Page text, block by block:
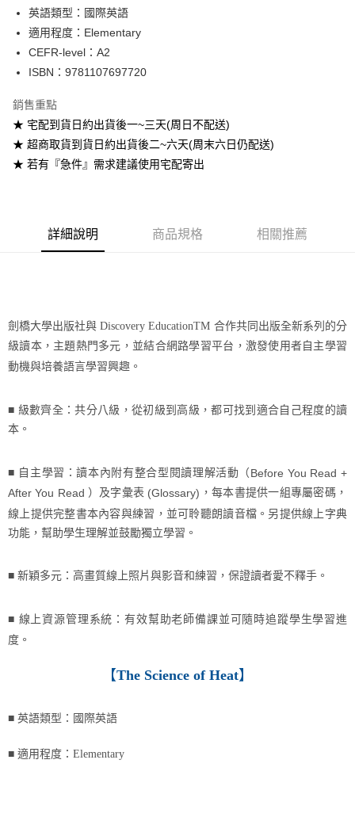
每筆NT$60
付款後全家取貨
每筆NT$60
7-11取貨付款
每筆NT$60
付款後7-11取貨
每筆NT$100
英語類型：國際英語
適用程度：Elementary
CEFR-level：A2
ISBN：9781107697720
銷售重點
★ 宅配到貨日約出貨後一~三天(周日不配送)
★ 超商取貨到貨日約出貨後二~六天(周末六日仍配送)
★ 若有『急件』需求建議使用宅配寄出
詳細說明 商品規格 相關推薦
劍橋大學出版社與 Discovery EducationTM 合作共同出版全新系列的分
級讀本，主題熱門多元，並結合網路學習平台，激發使用者自主學習
動機與培養語言學習興趣。
■ 級數齊全：共分八級，從初級到高級，都可找到適合自己程度的讀
本。
■ 自主學習：讀本內附有整合型閱讀理解活動（Before You Read +
After You Read ）及字彙表 (Glossary) ，每本書提供一組專屬密碼，
線上提供完整書本內容與練習，並可聆聽朗讀音檔。另提供線上字典
功能，幫助學生理解並鼓勵獨立學習。
■ 新穎多元：高畫質線上照片與影音和練習，保證讀者愛不釋手。
■ 線上資源管理系統：有效幫助老師備課並可隨時追蹤學生學習進
度。
【The Science of Heat】
■ 英語類型：國際英語
■ 適用程度：Elementary